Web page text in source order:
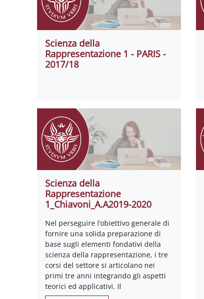
Scienza della
Rappresentazione 1 - PARIS -
2017/18
Scienza della
Rappresentazione
1_Chiavoni_A.A2019-2020
Nel perseguire l’obiettivo generale di
fornire una solida preparazione di
base sugli elementi fondativi della
scienza della rappresentazione, i tre
corsi del settore si articolano nei
primi tre anni integrando gli aspetti
teorici ed applicativi. Il